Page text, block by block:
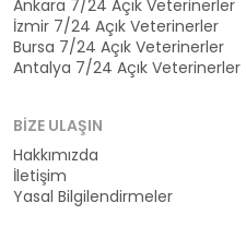
Ankara 7/24 Açık Veterinerler
İzmir 7/24 Açık Veterinerler
Bursa 7/24 Açık Veterinerler
Antalya 7/24 Açık Veterinerler
BIZE ULAŞIN
Hakkımızda
İletişim
Yasal Bilgilendirmeler